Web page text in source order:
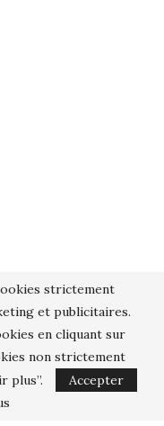
strictement
et publicitaires.
en cliquant sur
non strictement
plus”.
Accepter